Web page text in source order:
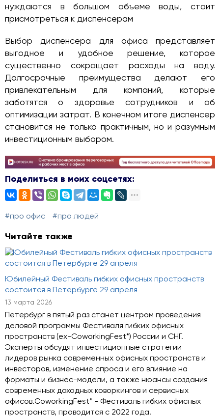
нуждаются в большом объеме воды, стоит
присмотреться к диспенсерам
Выбор диспенсера для офиса представляет
выгодное и удобное решение, которое
существенно сокращает расходы на воду.
Долгосрочные преимущества делают его
привлекательным для компаний, которые
заботятся о здоровье сотрудников и об
оптимизации затрат. В конечном итоге диспенсер
становится не только практичным, но и разумным
инвестиционным выбором.
Поделиться в моих соцсетях:
#про офис #про людей
Читайте также
Юбилейный Фестиваль гибких офисных пространств
состоится в Петербурге 29 апреля
13 марта 2026
Петербург в пятый раз станет центром проведения
деловой программы Фестиваля гибких офисных
пространств (ex-CoworkingFest*) России и СНГ.
Эксперты обсудят инвестиционные стратегии
лидеров рынка современных офисных пространств и
инвесторов, изменение спроса и его влияние на
форматы и бизнес-модели, а также нюансы создания
современных доходных коворкингов и сервисных
офисов.CoworkingFest* - Фестиваль гибких офисных
пространств, проводится с 2022 года.